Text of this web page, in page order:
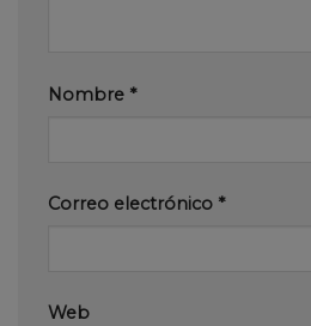
Nombre *
Correo electrónico *
Web